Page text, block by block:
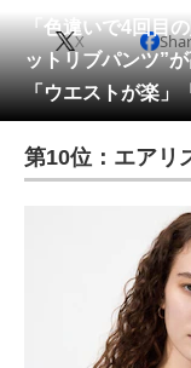
会員記事
メディア
注目記事を集めた
ITの今と未来を見
スマホと通信の最
進化するPCとデバ
好きが集まる 比
「色違いで4回目
ットリブパンツ”
「ウエストが楽」
X
第10位：エアリ